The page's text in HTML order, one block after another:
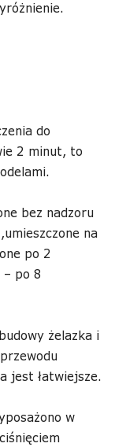
do
2 minut, to
bez nadzoru
na
po 2
– po 8
żelazka i
jest łatwiejsze.
w